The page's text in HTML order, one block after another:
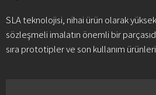
SLA teknolojisi, nihai ürün olarak
sözleşmeli imalatın önemli bir
sıra prototipler ve son kullanım